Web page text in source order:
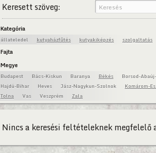
Keresett szöveg:
Kategória
állateledel kutyaházfűtés kutyakiképzés szolgaltatás
Fajta
Megye
Budapest Bács-Kiskun Baranya Békés Borsod-
Hajdú-Bihar
Heves Jász-Nagykun-Szolnok Komárom-
Tolna
Vas Veszprém Zala
Nincs a keresési feltételeknek megfelelő